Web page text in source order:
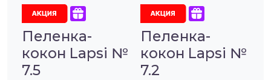
Пеленка-
кокон Lapsi №
7.5
Пеленка-
кокон Lapsi №
7.2